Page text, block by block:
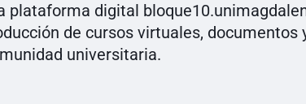
plataforma digital
de cursos virtuales, documentos
universitaria.